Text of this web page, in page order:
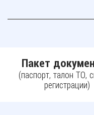
Пакет
(паспорт, талон ТО,
регистрации)